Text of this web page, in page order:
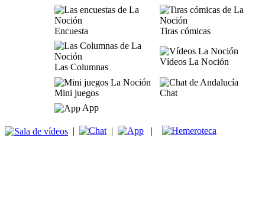
Encuesta Tiras cómicas
Las Columnas
Vídeos La Noción
Mini juegos
Chat
App
| | |